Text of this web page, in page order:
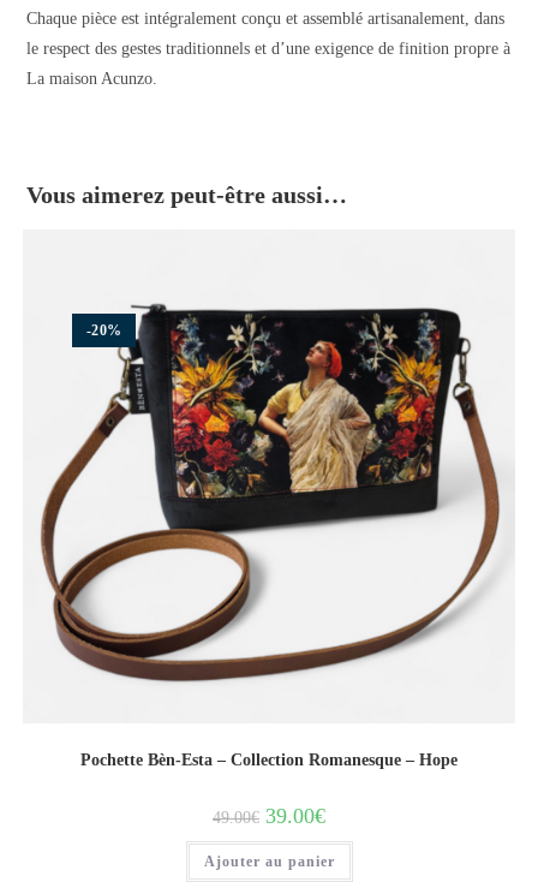
Chaque pièce est intégralement conçu et assemblé artisanalement, dans
le respect des gestes traditionnels et d’une exigence de finition propre à
La maison Acunzo.
Vous aimerez peut-être aussi…
-20%
Pochette Bèn-Esta – Collection Romanesque – Hope
49.00€ 39.00€
Ajouter au panier